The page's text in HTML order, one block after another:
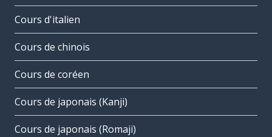
Cours d'italien
Cours de chinois
Cours de coréen
Cours de japonais (Kanji)
Cours de japonais (Romaji)